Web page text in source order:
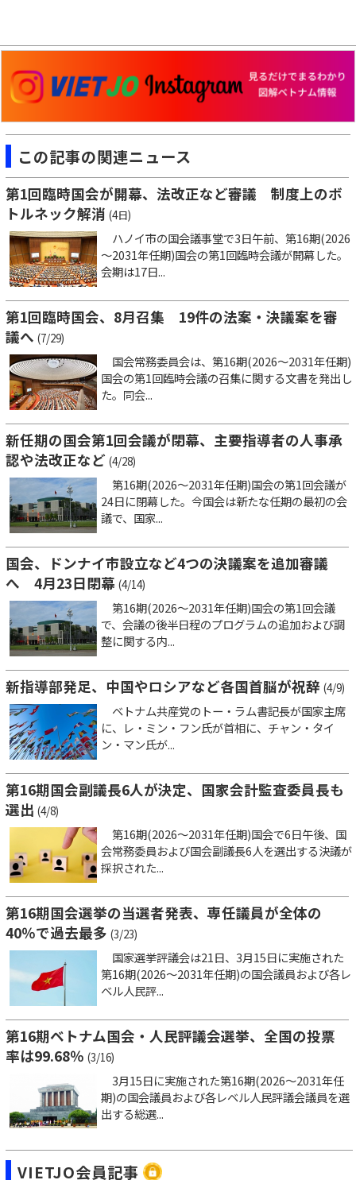
この記事の関連ニュース
第1回臨時国会が開幕、法改正など審議 制度上のボ
トルネック解消 (4日)
ハノイ市の国会議事堂で3日午前、第16期(2026
～2031年任期)国会の第1回臨時会議が開幕した。
会期は17日...
第1回臨時国会、8月召集 19件の法案・決議案を審
議へ (7/29)
国会常務委員会は、第16期(2026～2031年任期)
国会の第1回臨時会議の召集に関する文書を発出し
た。同会...
新任期の国会第1回会議が閉幕、主要指導者の人事承
認や法改正など (4/28)
第16期(2026～2031年任期)国会の第1回会議が
24日に閉幕した。今国会は新たな任期の最初の会
議で、国家...
国会、ドンナイ市設立など4つの決議案を追加審議
へ 4月23日閉幕 (4/14)
第16期(2026～2031年任期)国会の第1回会議
で、会議の後半日程のプログラムの追加および調
整に関する内...
新指導部発足、中国やロシアなど各国首脳が祝辞 (4/9)
ベトナム共産党のトー・ラム書記長が国家主席
に、レ・ミン・フン氏が首相に、チャン・タイ
ン・マン氏が...
第16期国会副議長6人が決定、国家会計監査委員長も
選出 (4/8)
第16期(2026～2031年任期)国会で6日午後、国
会常務委員および国会副議長6人を選出する決議が
採択された...
第16期国会選挙の当選者発表、専任議員が全体の
40％で過去最多 (3/23)
国家選挙評議会は21日、3月15日に実施された
第16期(2026～2031年任期)の国会議員および各レ
ベル人民評...
第16期ベトナム国会・人民評議会選挙、全国の投票
率は99.68％ (3/16)
3月15日に実施された第16期(2026～2031年任
期)の国会議員および各レベル人民評議会議員を選
出する総選...
VIETJO会員記事